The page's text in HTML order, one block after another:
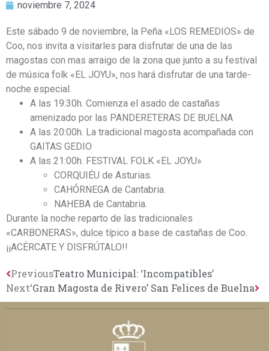
noviembre 7, 2024
Este sábado 9 de noviembre, la Peña «LOS REMEDIOS» de
Coo, nos invita a visitarles para disfrutar de una de las
magostas con mas arraigo de la zona que junto a su festival
de música folk «EL JOYU», nos hará disfrutar de una tarde-
noche especial.
A las 19:30h. Comienza el asado de castañas
amenizado por las PANDERETERAS DE BUELNA
A las 20:00h. La tradicional magosta acompañada con
GAITAS GEDIO
A las 21:00h. FESTIVAL FOLK «EL JOYU»
CORQUIÉU de Asturias.
CAHÓRNEGA de Cantabria.
NAHEBA de Cantabria.
Durante la noche reparto de las tradicionales
«CARBONERAS», dulce típico a base de castañas de Coo.
¡¡ACÉRCATE Y DISFRÚTALO!!
PreviousTeatro Municipal: ‘Incompatibles’
Next‘Gran Magosta de Rivero’ San Felices de Buelna